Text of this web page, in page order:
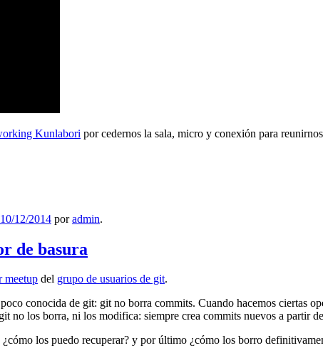
Kunlabori por cedernos la sala, micro y conexión para
10/12/2014 poradmin.
de basura
meetup del grupo de usuarios de git.
conocida de git: git no borra commits. Cuando hacemos ciertas
no los borra, ni los modifica: siempre crea commits nuevos a partir
los puedo recuperar? y por último ¿cómo los borro